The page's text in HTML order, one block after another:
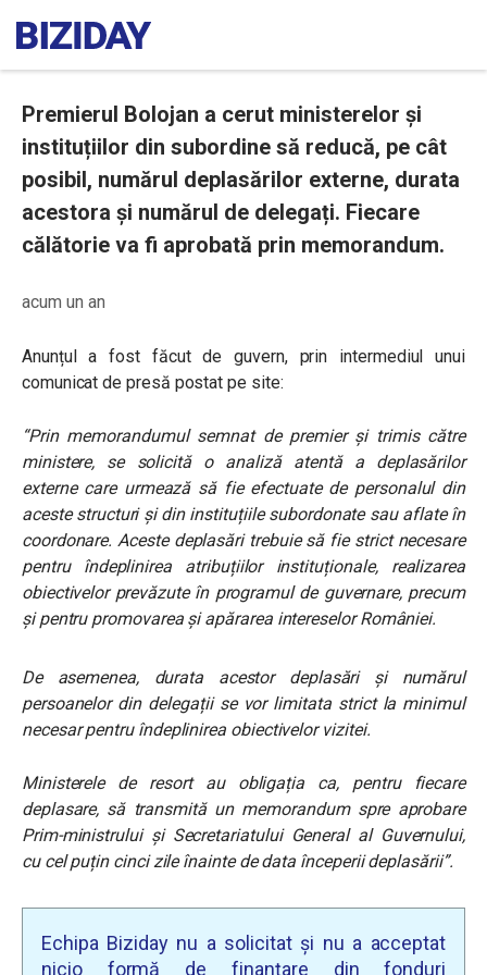
Premierul Bolojan a cerut ministerelor și
instituțiilor din subordine să reducă, pe cât
posibil, numărul deplasărilor externe, durata
acestora și numărul de delegați. Fiecare
călătorie va fi aprobată prin memorandum.
acum un an
Anunțul a fost făcut de guvern, prin intermediul unui
comunicat de presă postat pe site:
“Prin memorandumul semnat de premier și trimis către
ministere, se solicită o analiză atentă a deplasărilor
externe care urmează să fie efectuate de personalul din
aceste structuri și din instituțiile subordonate sau aflate în
coordonare. Aceste deplasări trebuie să fie strict necesare
pentru îndeplinirea atribuțiilor instituționale, realizarea
obiectivelor prevăzute în programul de guvernare, precum
și pentru promovarea și apărarea intereselor României.
De asemenea, durata acestor deplasări și numărul
persoanelor din delegații se vor limitata strict la minimul
necesar pentru îndeplinirea obiectivelor vizitei.
Ministerele de resort au obligația ca, pentru fiecare
deplasare, să transmită un memorandum spre aprobare
Prim-ministrului și Secretariatului General al Guvernului,
cu cel puțin cinci zile înainte de data începerii deplasării”.
Echipa Biziday nu a solicitat și nu a acceptat
nicio formă de finanțare din fonduri